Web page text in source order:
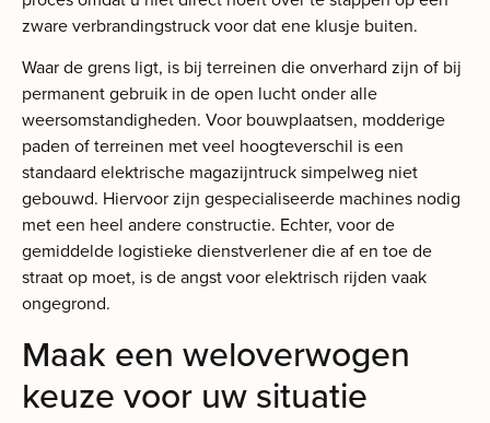
zware verbrandingstruck voor dat ene klusje buiten.
Waar de grens ligt, is bij terreinen die onverhard zijn of bij
permanent gebruik in de open lucht onder alle
weersomstandigheden. Voor bouwplaatsen, modderige
paden of terreinen met veel hoogteverschil is een
standaard elektrische magazijntruck simpelweg niet
gebouwd. Hiervoor zijn gespecialiseerde machines nodig
met een heel andere constructie. Echter, voor de
gemiddelde logistieke dienstverlener die af en toe de
straat op moet, is de angst voor elektrisch rijden vaak
ongegrond.
Maak een weloverwogen
keuze voor uw situatie